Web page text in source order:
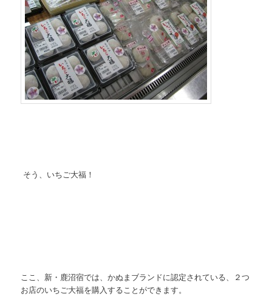
そう、いちご大福！
ここ、新・鹿沼宿では、かぬまブランドに認定されている、２つ
お店のいちご大福を購入することができます。